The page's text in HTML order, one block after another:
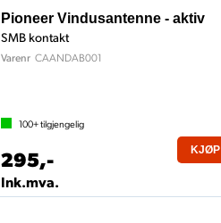
Pioneer Vindusantenne - aktiv
SMB kontakt
Varenr CAANDAB001
100+tilgjengelig
295,-
Ink.mva.
KJØP